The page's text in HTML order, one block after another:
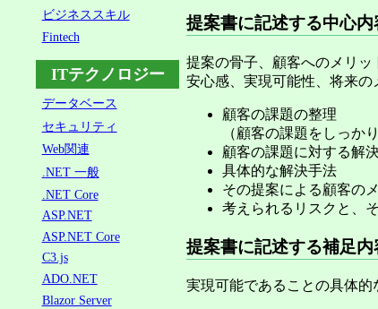
ビジネススキル
Fintech
ITテクノロジー
データベース
セキュリティ
Web関連
.NET 一般
.NET Core
ASP.NET
ASP.NET Core
C3.js
ADO.NET
Blazor Server
提案書に記述する中心内
提案の骨子、顧客へのメリッ
安心感、実現可能性、将来の
顧客の課題の整理
（顧客の課題をしっか
顧客の課題に対する解
具体的な解決手法
その提案による顧客の
考えられるリスクと、
提案書に記述する補足内
実現可能であることの具体的